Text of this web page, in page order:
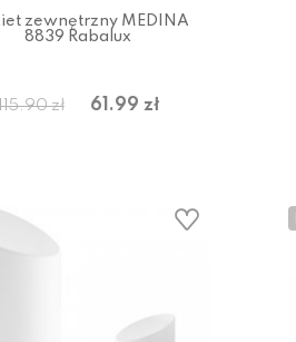
zewnętrzny MEDINA
8839 Rabalux
zł 61.99 zł